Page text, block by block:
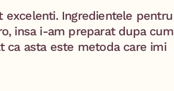
excelenti. Ingredientele pentru
insa i-am preparat dupa cum
ca asta este metoda care imi